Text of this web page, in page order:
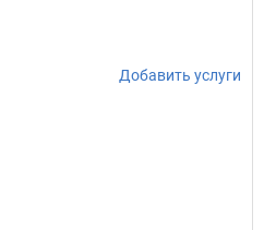
Добавить услуги